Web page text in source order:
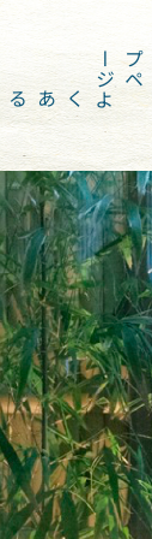
ジ